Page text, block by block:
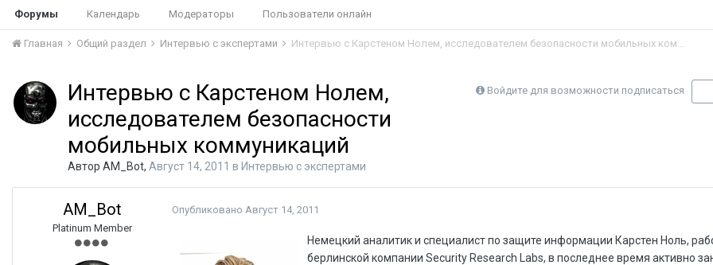
Форумы Календарь Модераторы Пользователи онлайн
Главная Общий раздел Интервью с экспертами Интервью с Карстеном Нолем, исследователем безопасности мобильных коммуникаций
Войдите для возможности подписаться
Интервью с Карстеном Нолем,
исследователем безопасности
мобильных коммуникаций
Автор AM_Bot, Август 14, 2011 в Интервью с экспертами
AM_Bot
Platinum Member
Опубликовано Август 14, 2011
Немецкий аналитик и специалист по защите информации Карстен Ноль,
берлинской компании Security Research Labs, в последнее время активно